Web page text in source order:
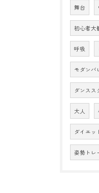
舞台
初心者大
呼吸
モダンバ
ダンスス
大人
ダイエッ
姿勢トレ